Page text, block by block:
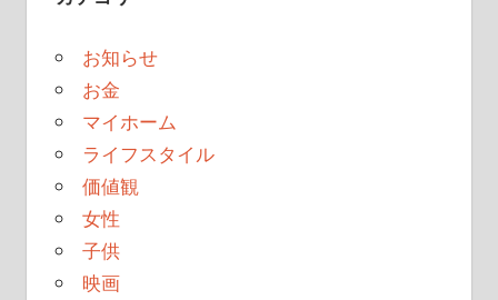
お知らせ
お金
マイホーム
ライフスタイル
価値観
女性
子供
映画